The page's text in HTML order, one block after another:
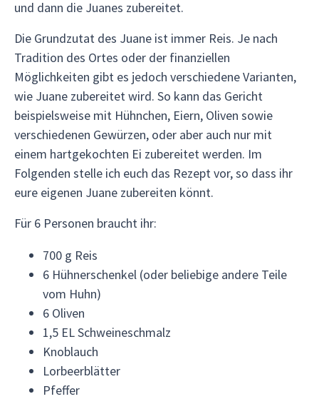
und dann die Juanes zubereitet.
Die Grundzutat des Juane ist immer Reis. Je nach
Tradition des Ortes oder der finanziellen
Möglichkeiten gibt es jedoch verschiedene Varianten,
wie Juane zubereitet wird. So kann das Gericht
beispielsweise mit Hühnchen, Eiern, Oliven sowie
verschiedenen Gewürzen, oder aber auch nur mit
einem hartgekochten Ei zubereitet werden. Im
Folgenden stelle ich euch das Rezept vor, so dass ihr
eure eigenen Juane zubereiten könnt.
Für 6 Personen braucht ihr:
700 g Reis
6 Hühnerschenkel (oder beliebige andere Teile
vom Huhn)
6 Oliven
1,5 EL Schweineschmalz
Knoblauch
Lorbeerblätter
Pfeffer